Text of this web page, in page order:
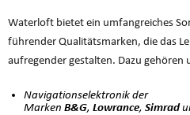
Waterloft bietet ein umfangreiches
führender Qualitätsmarken, die das
aufregender gestalten. Dazu gehören
Navigationselektronik der
Marken B&G, Lowrance, Simrad